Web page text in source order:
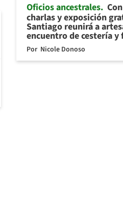
Oficios ancestrales
charlas y exposición
Santiago reunirá a
encuentro de cestería y
Por Nicole Donoso